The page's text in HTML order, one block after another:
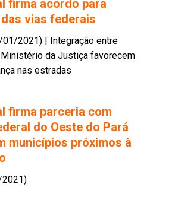
firma acordo para
vias federais
01/2021) | Integração entre
da Justiça favorecem
nas estradas
firma parceria com
do Oeste do Pará
municípios próximos à
2021)